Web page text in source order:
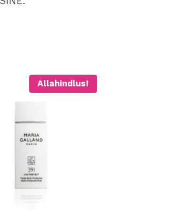
Allahindlus!